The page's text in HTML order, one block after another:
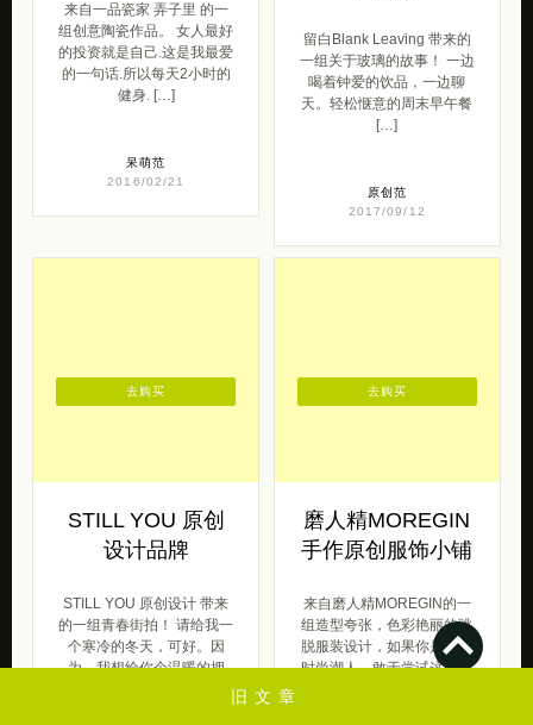
旧文章
来自一品瓷家 弄子里 的一
组创意陶瓷作品。 女人最好
的投资就是自己.这是我最爱
的一句话.所以每天2小时的
健身. […]
呆萌范
2016/02/21
留白Blank Leaving 带来的
一组关于玻璃的故事！ 一边
喝着钟爱的饮品，一边聊
天。轻松惬意的周末早午餐
[…]
原创范
2017/09/12
STILL YOU 原创
设计品牌
STILL YOU 原创设计 带来
的一组青春街拍！ 请给我一
个寒冷的冬天，可好。因
为，我想给你个温暖的拥
去购买
磨人精MOREGIN
手作原创服饰小铺
来自磨人精MOREGIN的一
组造型夸张，色彩艳丽的跳
脱服装设计，如果你是一个
时尚潮人，敢于尝试这样的
去购买